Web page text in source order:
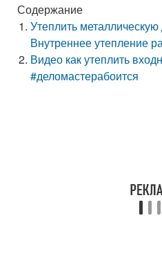
Содержание
Утеплить
Внутреннее утепление
Видео как утеплить
#деломастерабоится